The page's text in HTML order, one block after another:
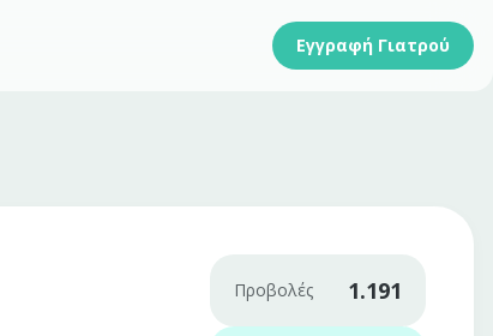
Εγγραφή Γιατρού
Προβολές 1.191